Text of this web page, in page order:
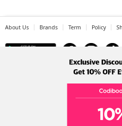
About Us Brands Term Policy
Address: A-301, 114, Gasan digital 2-ro,
Tel: +82-1661-1813 (Korean) Email: